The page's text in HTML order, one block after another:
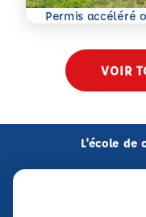
Permis accéléré
En savoir plus
VOIR
L'école de